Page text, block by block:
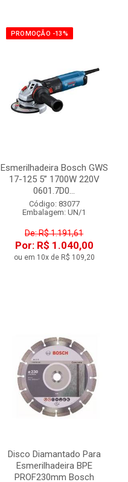
PROMOÇÃO -13%
Esmerilhadeira Bosch GWS
17-125 5” 1700W 220V
0601.7D0...
Código: 83077
Embalagem: UN/1
De: R$ 1.191,61
Por: R$ 1.040,00
ou em 10x de R$ 109,20
Disco Diamantado Para
Esmerilhadeira BPE
PROF230mm Bosch